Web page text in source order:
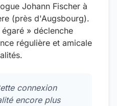
Johann Fischer à
(près d'Augsbourg).
» déclenche
régulière et amicale
connexion
encore plus